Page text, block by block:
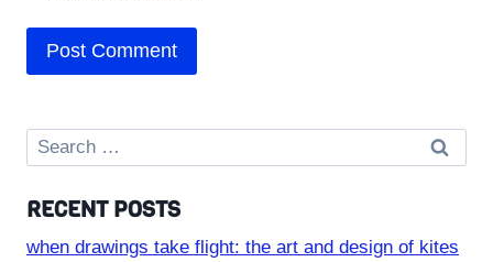
Search
for:
RECENT POSTS
when drawings take flight: the art and design of kites